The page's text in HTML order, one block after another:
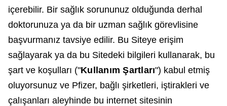
içerebilir. Bir sağlık sorununuz olduğunda derhal
doktorunuza ya da bir uzman sağlık görevlisine
başvurmanız tavsiye edilir. Bu Siteye erişim
sağlayarak ya da bu Sitedeki bilgileri kullanarak, bu
şart ve koşulları ("Kullanım Şartları") kabul etmiş
oluyorsunuz ve Pfizer, bağlı şirketleri, iştirakleri ve
çalışanları aleyhinde bu internet sitesinin